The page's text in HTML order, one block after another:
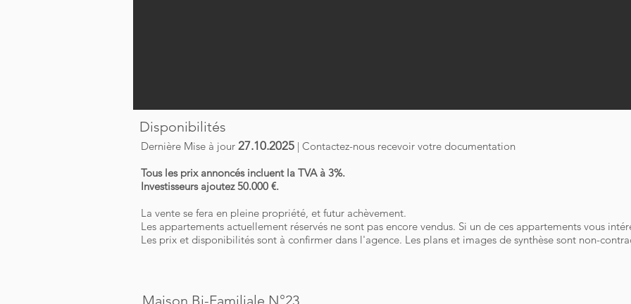
Disponibilités
Dernière Mise à jour 27.10.2025 | Contactez-nous recevoir votre documentation
Tous les prix annoncés incluent la TVA à 3%.
Investisseurs ajoutez 50.000 €.
La vente se fera en pleine propriété, et futur achèvement.
Les appartements actuellement réservés ne sont pas encore vendus. Si un de ces appartements vous
Les prix et disponibilités sont à confirmer dans l'agence. Les plans et images de synthèse sont non-
Maison Bi-Familiale N°23